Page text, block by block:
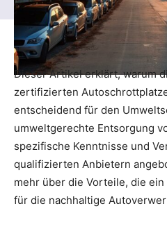
Dieser Artikel erklärt, warum
zertifizierten
entscheidend für den
umweltgerechte Entsorgung
spezifische Kenntnisse und
qualifizierten Anbietern
mehr über die Vorteile, die
für die nachhaltige